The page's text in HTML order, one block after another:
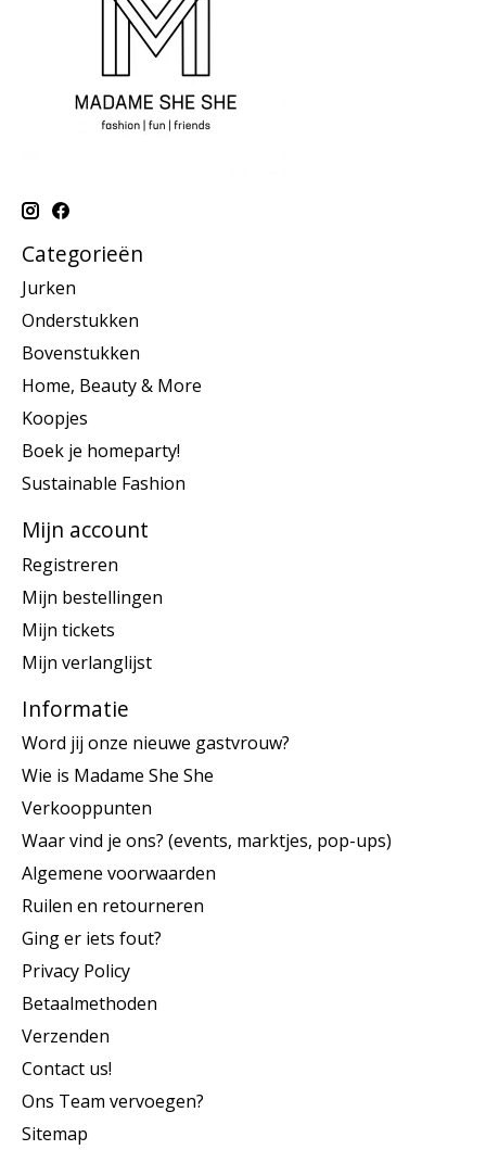
Categorieën
Jurken
Onderstukken
Bovenstukken
Home, Beauty & More
Koopjes
Boek je homeparty!
Sustainable Fashion
Mijn account
Registreren
Mijn bestellingen
Mijn tickets
Mijn verlanglijst
Informatie
Word jij onze nieuwe gastvrouw?
Wie is Madame She She
Verkooppunten
Waar vind je ons? (events, marktjes, pop-ups)
Algemene voorwaarden
Ruilen en retourneren
Ging er iets fout?
Privacy Policy
Betaalmethoden
Verzenden
Contact us!
Ons Team vervoegen?
Sitemap